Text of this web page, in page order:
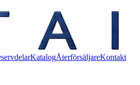
KatalogÅterförsäljareKontakt